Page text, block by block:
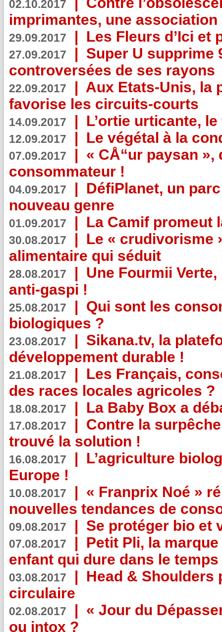
02.10.2017
imprimantes, une
29.09.2017 | Les Fleurs d’Ici et
27.09.2017 | Super U supprime
controversées de ses rayons
22.09.2017 | Aux Etats-Unis, la
favorise les circuits-courts
14.09.2017 | L’ortie urticante,
12.09.2017 | Le végétal à la
07.09.2017 | « CÅ“ur paysan
consommateur !
04.09.2017 | DéfiPlanet, un
nouveau genre
01.09.2017 | La Camif promeut
30.08.2017 | Le « crudivorisme
alimentaire qui séduit
28.08.2017 | Une Fourmii
anti-gaspi !
25.08.2017 | Qui sont les
biologiques ?
23.08.2017 | Sikana.tv, la
développement durable !
21.08.2017 | Les Français,
des races locales agricoles ?
18.08.2017 | La Baby Box a
17.08.2017 | Contre la
trouvé la solution !
16.08.2017 | L’agriculture
Europe !
10.08.2017 | « Franprix Noé »
nouvelles tendances de
09.08.2017 | Se protéger bio et
07.08.2017 | Petit Pli, la
enfant qui dure dans le temps
03.08.2017 | Head & Shoulders
circulaire
02.08.2017 | « Jour du
ou intox ?